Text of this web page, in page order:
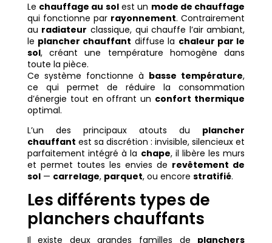
Le chauffage au solest un mode de chauffage
qui fonctionne par rayonnement. Contrairement
au radiateur classique, qui chauffe l’air ambiant,
le plancher chauffant diffuse la chaleur par le
sol, créant une température homogène dans
toute la pièce.
Ce système fonctionne à basse température,
ce qui permet de réduire la consommation
d’énergie tout en offrant un confort thermique
optimal.
L’un des principaux atouts du plancher
chauffant est sa discrétion : invisible, silencieux et
parfaitement intégré à la chape, il libère les murs
et permet toutes les envies de revêtement de
sol— carrelage, parquet, ou encore stratifié.
Les différents types de
planchers chauffants
Il existe deux grandes familles de planchers